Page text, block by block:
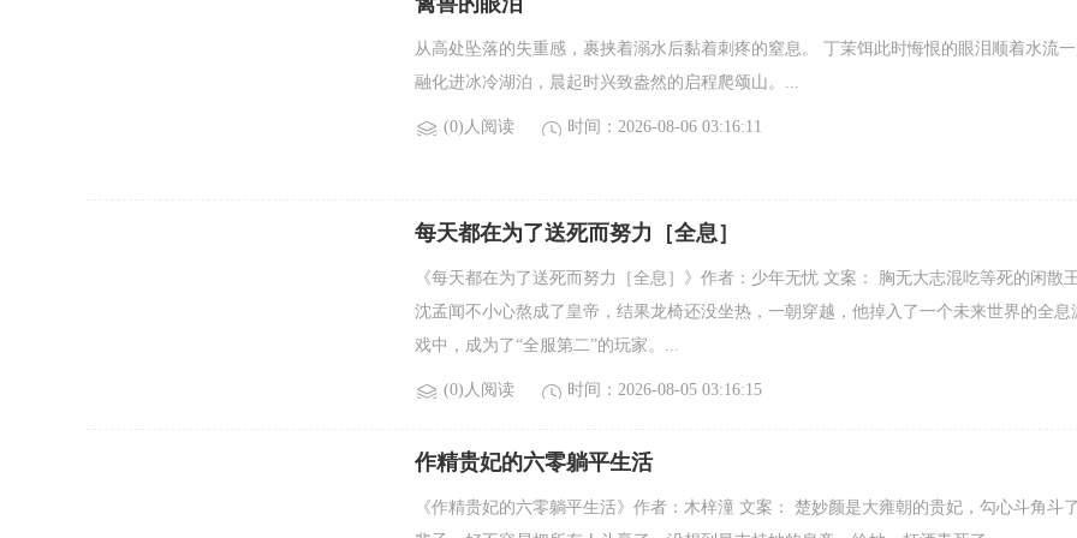
从高处坠落的失重感，裹挟着溺水后黏着刺疼的窒息。 丁茉饵此时悔恨的眼泪顺着水流
融化进冰冷湖泊，晨起时兴致盎然的启程爬颂山。...
(0)人阅读 时间：2026-08-06 03:16:11
每天都在为了送死而努力［全息］
《每天都在为了送死而努力［全息］》作者：少年无忧 文案： 胸无大志混吃等死的闲散
沈孟闻不小心熬成了皇帝，结果龙椅还没坐热，一朝穿越，他掉入了一个未来世界的全息
戏中，成为了“全服第二”的玩家。...
(0)人阅读 时间：2026-08-05 03:16:15
作精贵妃的六零躺平生活
《作精贵妃的六零躺平生活》作者：木梓潼 文案： 楚妙颜是大雍朝的贵妃，勾心斗角斗